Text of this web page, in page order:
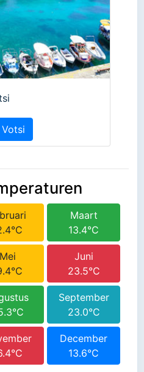
Maart
13.4°C
Mei
Juni
23.5°C
September
23.0°C
December
13.6°C